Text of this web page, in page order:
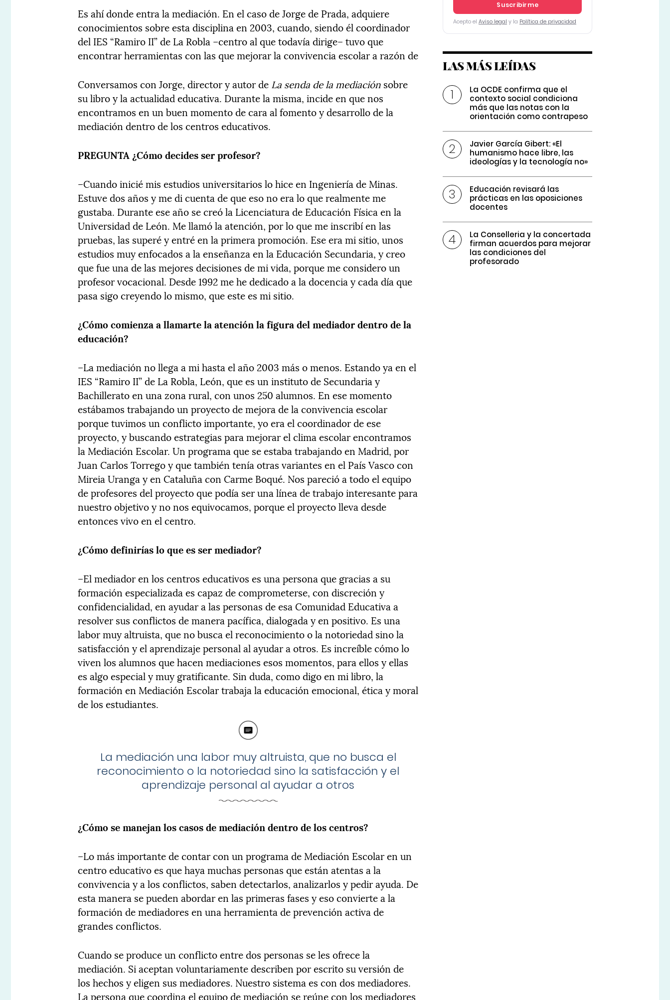
Es ahí donde entra la mediación. En el caso de Jorge de Prada, adquiere
conocimientos sobre esta disciplina en 2003, cuando, siendo él coordinador
del IES “Ramiro II” de La Robla –centro al que todavía dirige– tuvo que
encontrar herramientas con las que mejorar la convivencia escolar a razón de
Conversamos con Jorge, director y autor de La senda de la mediación sobre
su libro y la actualidad educativa. Durante la misma, incide en que nos
encontramos en un buen momento de cara al fomento y desarrollo de la
mediación dentro de los centros educativos.
PREGUNTA ¿Cómo decides ser profesor?
–Cuando inicié mis estudios universitarios lo hice en Ingeniería de Minas.
Estuve dos años y me di cuenta de que eso no era lo que realmente me
gustaba. Durante ese año se creó la Licenciatura de Educación Física en la
Universidad de León. Me llamó la atención, por lo que me inscribí en las
pruebas, las superé y entré en la primera promoción. Ese era mi sitio, unos
estudios muy enfocados a la enseñanza en la Educación Secundaria, y creo
que fue una de las mejores decisiones de mi vida, porque me considero un
profesor vocacional. Desde 1992 me he dedicado a la docencia y cada día que
pasa sigo creyendo lo mismo, que este es mi sitio.
¿Cómo comienza a llamarte la atención la figura del mediador dentro de la
educación?
–La mediación no llega a mi hasta el año 2003 más o menos. Estando ya en el
IES “Ramiro II” de La Robla, León, que es un instituto de Secundaria y
Bachillerato en una zona rural, con unos 250 alumnos. En ese momento
estábamos trabajando un proyecto de mejora de la convivencia escolar
porque tuvimos un conflicto importante, yo era el coordinador de ese
proyecto, y buscando estrategias para mejorar el clima escolar encontramos
la Mediación Escolar. Un programa que se estaba trabajando en Madrid, por
Juan Carlos Torrego y que también tenía otras variantes en el País Vasco con
Mireia Uranga y en Cataluña con Carme Boqué. Nos pareció a todo el equipo
de profesores del proyecto que podía ser una línea de trabajo interesante para
nuestro objetivo y no nos equivocamos, porque el proyecto lleva desde
entonces vivo en el centro.
¿Cómo definirías lo que es ser mediador?
–El mediador en los centros educativos es una persona que gracias a su
formación especializada es capaz de comprometerse, con discreción y
confidencialidad, en ayudar a las personas de esa Comunidad Educativa a
resolver sus conflictos de manera pacífica, dialogada y en positivo. Es una
labor muy altruista, que no busca el reconocimiento o la notoriedad sino la
satisfacción y el aprendizaje personal al ayudar a otros. Es increíble cómo lo
viven los alumnos que hacen mediaciones esos momentos, para ellos y ellas
es algo especial y muy gratificante. Sin duda, como digo en mi libro, la
formación en Mediación Escolar trabaja la educación emocional, ética y moral
de los estudiantes.
La mediación una labor muy altruista, que no busca el
reconocimiento o la notoriedad sino la satisfacción y el
aprendizaje personal al ayudar a otros
¿Cómo se manejan los casos de mediación dentro de los centros?
–Lo más importante de contar con un programa de Mediación Escolar en un
centro educativo es que haya muchas personas que están atentas a la
convivencia y a los conflictos, saben detectarlos, analizarlos y pedir ayuda. De
esta manera se pueden abordar en las primeras fases y eso convierte a la
formación de mediadores en una herramienta de prevención activa de
grandes conflictos.
Cuando se produce un conflicto entre dos personas se les ofrece la
mediación. Si aceptan voluntariamente describen por escrito su versión de
los hechos y eligen sus mediadores. Nuestro sistema es con dos mediadores.
La persona que coordina el equipo de mediación se reúne con los mediadores
Suscribirme
Acepto el Aviso legal y la Política de privacidad
LAS MÁS LEÍDAS
La OCDE confirma que el
contexto social condiciona
más que las notas con la
orientación como contrapeso
Javier García Gibert: «El
humanismo hace libre, las
ideologías y la tecnología no»
Educación revisará las
prácticas en las oposiciones
docentes
La Conselleria y la concertada
firman acuerdos para mejorar
las condiciones del
profesorado